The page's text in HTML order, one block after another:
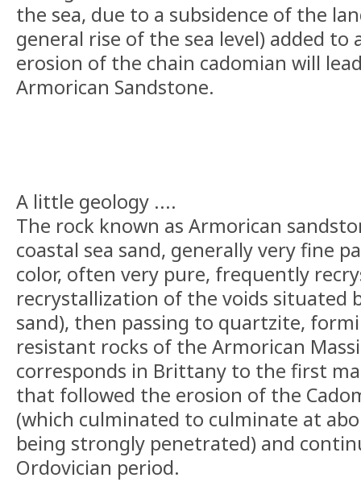
the sea, due to a subsidence of the
general rise of the sea level) added to
erosion of the chain cadomian will
Armorican Sandstone.
A little geology ....
The rock known as Armorican
coastal sea sand, generally very fine
color, often very pure, frequently
recrystallization of the voids situated
sand), then passing to quartzite,
resistant rocks of the Armorican
corresponds in Brittany to the first
that followed the erosion of the
(which culminated to culminate at
being strongly penetrated) and
Ordovician period.